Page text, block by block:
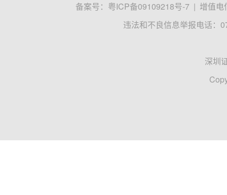
备案号： 粤ICP备09109218号-7 | 增值电
违法和不良信息举报电话：
深圳